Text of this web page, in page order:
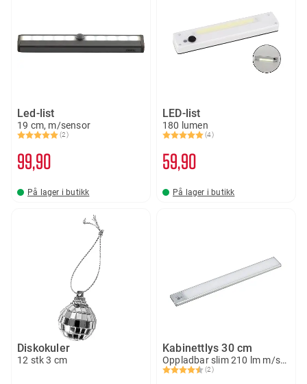
Led-list
19 cm, m/sensor
Karakter:
(2)
5.0 av 5 mulige
99 90
På lager i butikk
LED-list
180 lumen
Karakter:
(4)
5.0 av 5 mulige
59 90
På lager i butikk
Diskokuler
12 stk 3 cm
Kabinettlys 30 cm
Oppladbar slim 210 lm m/sensor
Karakter:
(2)
4.5 av 5 mulige